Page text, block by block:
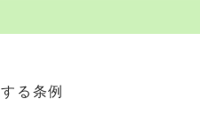
る条例